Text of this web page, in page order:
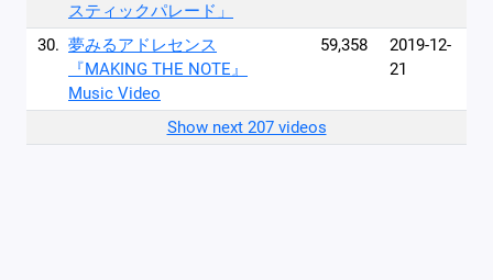
スティックパレード」
30. 夢みるアドレセンス
『MAKING THE NOTE』
Music Video
59,358
2019-12-
21
Show next 207 videos